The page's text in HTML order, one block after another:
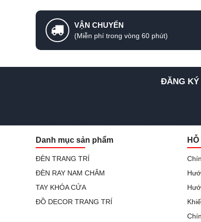
VẬN CHUYỂN
(Miễn phí trong vòng 60 phút)
ĐĂNG KÝ
Danh mục sản phẩm
ĐÈN TRANG TRÍ
ĐÈN RAY NAM CHÂM
TAY KHÓA CỬA
ĐỒ DECOR TRANG TRÍ